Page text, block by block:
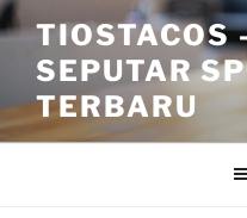
Skip
to
content
TIOSTACOS
SEPUTAR
TERBARU